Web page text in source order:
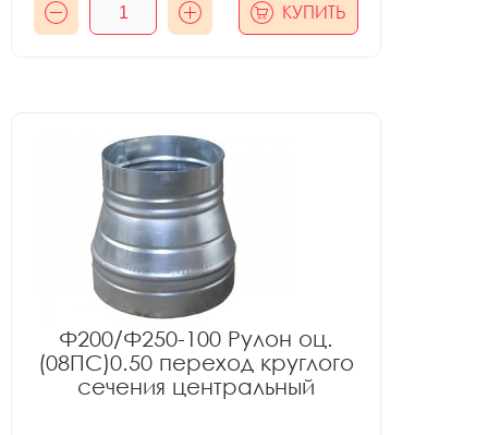
КУПИТЬ
Ф200/Ф250-100 Рулон оц.
(08ПС)0.50 переход круглого
сечения центральный